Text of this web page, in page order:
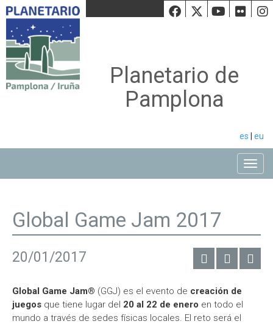
Facebook
Twiiter
Planetario de
Pamplona
es eu
Global Game Jam 2017
20/01/2017
Global Game Jam® (GGJ) es el evento de creación de
juegos que tiene lugar del 20 al 22 de enero en todo el
mundo a través de sedes físicas locales. El reto será el